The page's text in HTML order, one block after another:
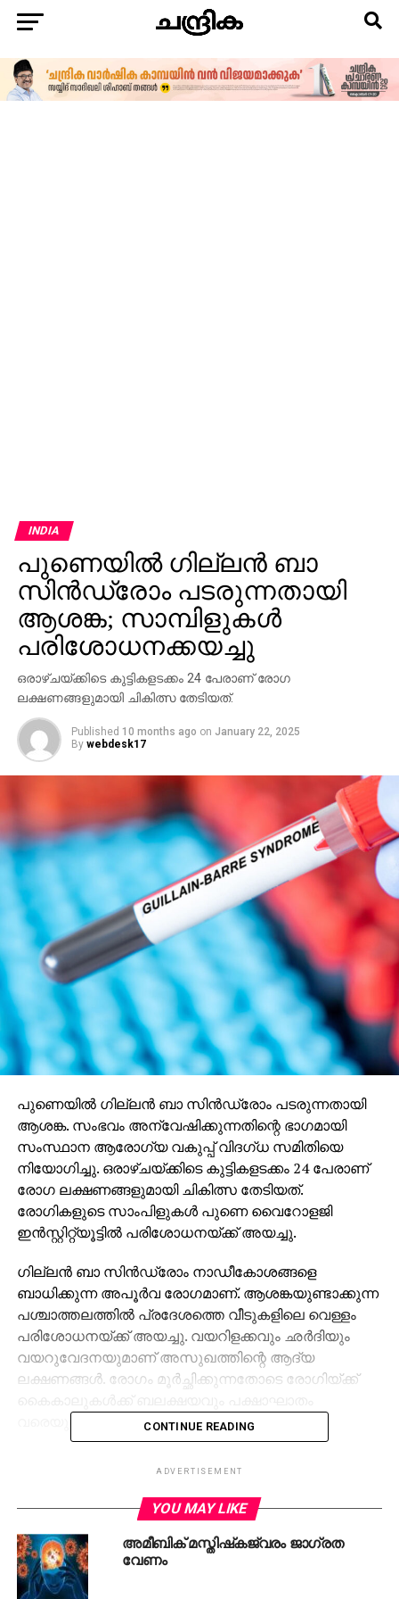
INDIA
പുണെയില്‍ ഗില്ലന്‍ ബാ
സിന്‍ഡ്രോം പടരുന്നതായി
ആശങ്ക; സാമ്പിളുകള്‍
പരിശോധനക്കയച്ചു
ഒരാഴ്ചയ്ക്കിടെ കുട്ടികളടക്കം 24 പേരാണ് രോഗ
ലക്ഷണങ്ങളുമായി ചികിത്സ തേടിയത്.
Published 10 months ago on January 22, 2025
By webdesk17
പുണെയില്‍ ഗില്ലന്‍ ബാ സിന്‍ഡ്രോം പടരുന്നതായി
ആശങ്ക. സംഭവം അന്വേഷിക്കുന്നതിന്റെ ഭാഗമായി
സംസ്ഥാന ആരോഗ്യ വകുപ്പ് വിദഗ്ധ സമിതിയെ
നിയോഗിച്ചു. ഒരാഴ്ചയ്ക്കിടെ കുട്ടികളടക്കം 24 പേരാണ്
രോഗ ലക്ഷണങ്ങളുമായി ചികിത്സ തേടിയത്.
രോഗികളുടെ സാംപിളുകള്‍ പുണെ വൈറോളജി
ഇന്‍സ്റ്റിറ്റ്യൂട്ടില്‍ പരിശോധനയ്ക്ക് അയച്ചു.
ഗില്ലന്‍ ബാ സിന്‍ഡ്രോം നാഡീകോശങ്ങളെ
ബാധിക്കുന്ന അപൂര്‍വ രോഗമാണ്. ആശങ്കയുണ്ടാക്കുന്ന
പശ്ചാത്തലത്തില്‍ പ്രദേശത്തെ വീടുകളിലെ വെള്ളം
പരിശോധനയ്ക്ക് അയച്ചു. വയറിളക്കവും ഛര്‍ദിയും
വയറുവേദനയുമാണ് അസുഖത്തിന്റെ ആദ്യ
ലക്ഷണങ്ങള്‍. രോഗം മൂര്‍ച്ഛിക്കുന്നതോടെ രോഗിയ്ക്ക്
വരെയുണ്ടാകാം.
സെറിബ്രോസ്പൈനല്‍ ഫ്ലൂയിഡ് എന്നിവയുടെ
സാമ്പികളുകള്‍ പുനെയിലെ വൈറോളജി
ഇന്‍സ്റ്റിറ്റ്യൂട്ടില്‍ പരിശോധനയ്ക്ക് വിധേയമാക്കി.
മലിനമായ ജലവും ഭക്ഷണവും ഉപയോഗിക്കുന്നതാണ്
രോഗബാധയ്ക്ക് കാരണമാകുന്നത്.
CONTINUE READING
ADVERTISEMENT
YOU MAY LIKE
അമീബിക് മസ്തിഷ്‌കജ്വരം ജാഗ്രത
വേണം